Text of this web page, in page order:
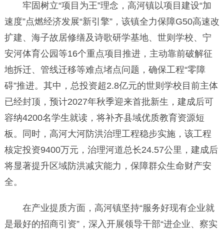
牢固树立“项目为王”理念，高河镇以项目建设“加
速度”点燃经济发展“新引擎”，该镇全力保障G50高速改
扩建、海子故居修缮及诗歌研学基地、世则学校、宁
安河体育公园等16个重点项目推进，主动靠前破解征
地拆迁、管线迁移等难点堵点问题，确保工程“零障
碍”推进。其中，总投资超2.8亿元的世则学校目前主体
已经封顶，预计2027年秋季迎来首批新生，建成后可
容纳4200名学生就读，将补齐县域优质教育资源短
板。同时，高河大河防洪治理工程稳步实施，该工程
核定投资9400万元，治理河道总长24.57公里，建成后
将显著提升区域防洪减灾能力，保障群众生命财产安
全。
在产业提质方面，高河镇坚持“服务好现有企业就
是最好的招商引资”，深入开展领导干部“进企业、察实